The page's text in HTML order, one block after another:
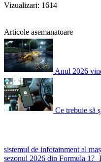
Vizualizari: 1614
Articole asemanatoare
Anul 2026
Ce trebuie să
sistemul de infotainment al
sezonul 2026 din Formula 1?